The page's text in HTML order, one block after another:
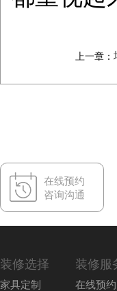
上一章：
在线预约
咨询沟通
装修选择
家具定制
装修服
在线预约